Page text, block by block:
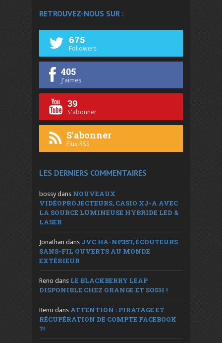
RETROUVEZ-NOUS SUR :
675
Followers
405
J'aimes
39
S'abonner
S'abonner
Flux RSS
LES DERNIERS COMMENTAIRES
bossy dans NOUVEAUX
VIDÉOPROJECTEURS, CASIO XJ-A AVEC
LA SOURCE LUMINEUSE HYBRIDE LED &
LASER
Jonathan dans JVC HA-NP35T, ÉCOUTEURS
SANS-FIL OUVERTS AU MONDE
EXTÉRIEUR
Reno dans LE BLACKBERRY LEAP
DISPONIBLE CHEZ ORANGE ET SOSH !
Reno dans ATTENTION : PIRATAGE ET
RÉCUPÉRATION DE COMPTE FACEBOOK
?!